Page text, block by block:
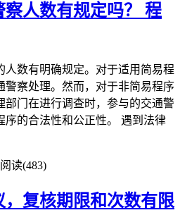
人数有规定吗？ 程
人数有明确规定。对于适用简易程
警察处理。然而，对于非简易程序
部门在进行调查时，参与的交通警
序的合法性和公正性。 遇到法律
阅读(483)
复核期限和次数有限